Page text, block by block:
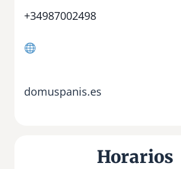
+34987002498
domuspanis.es
Horarios